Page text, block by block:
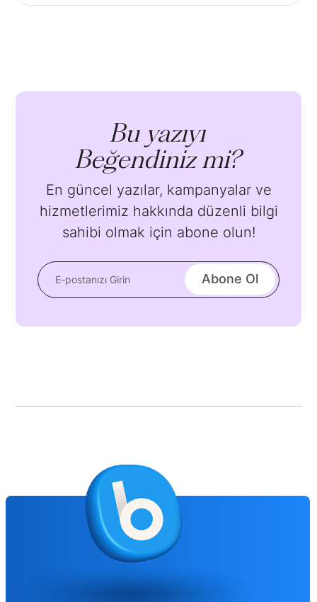
Bu yazıyı
Beğendiniz mi?
En güncel yazılar, kampanyalar ve
hizmetlerimiz hakkında düzenli bilgi
sahibi olmak için abone olun!